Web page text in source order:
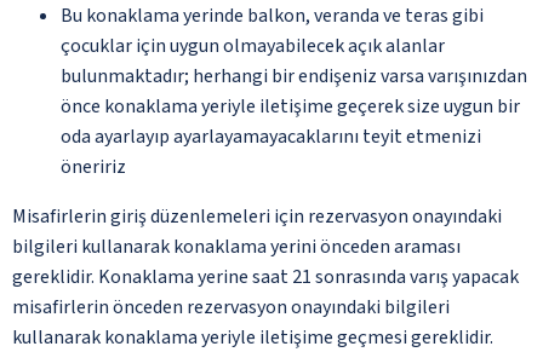
Bu konaklama yerinde balkon, veranda ve teras gibi
çocuklar için uygun olmayabilecek açık alanlar
bulunmaktadır; herhangi bir endişeniz varsa varışınızdan
önce konaklama yeriyle iletişime geçerek size uygun bir
oda ayarlayıp ayarlayamayacaklarını teyit etmenizi
öneririz
Misafirlerin giriş düzenlemeleri için rezervasyon onayındaki
bilgileri kullanarak konaklama yerini önceden araması
gereklidir. Konaklama yerine saat 21 sonrasında varış yapacak
misafirlerin önceden rezervasyon onayındaki bilgileri
kullanarak konaklama yeriyle iletişime geçmesi gereklidir.